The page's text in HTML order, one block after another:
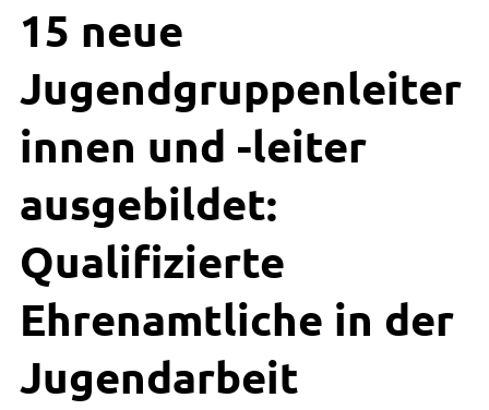
15 neue
Jugendgruppenleiter
innen und -leiter
ausgebildet:
Qualifizierte
Ehrenamtliche in der
Jugendarbeit